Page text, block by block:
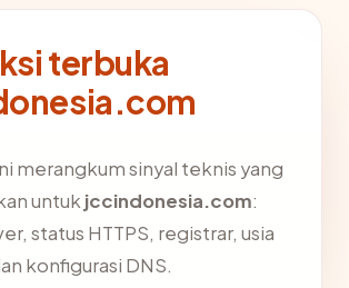
terbuka
merangkum sinyal teknis yang
untuk jccindonesia.com:
status HTTPS, registrar, usia
konfigurasi DNS.